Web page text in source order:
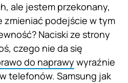
ale jestem przekonany,
podejście w tym
Naciski ze strony
czego nie da się
do naprawy wyraźnie
telefonów. Samsung jak